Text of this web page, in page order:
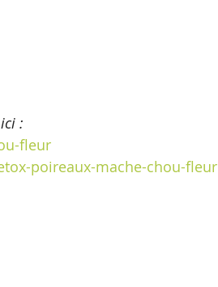
:
fleur
poireaux-mache-chou-fleur